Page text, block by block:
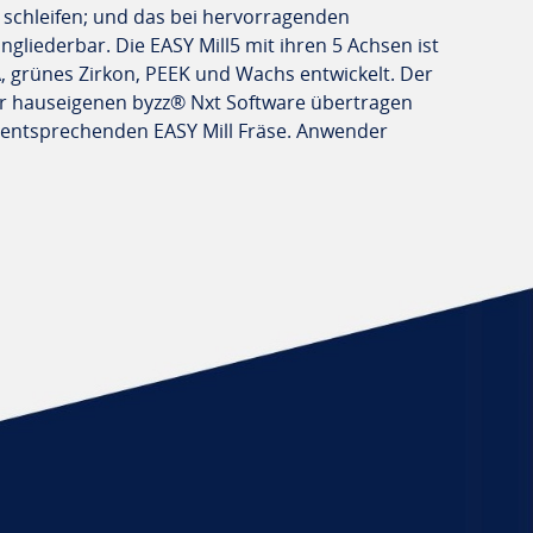
und das bei hervorragenden
Die EASY Mill5 mit ihren 5 Achsen ist
Zirkon, PEEK und Wachs entwickelt. Der
hauseigenen byzz® Nxt Software übertragen
EASY Mill Fräse. Anwender